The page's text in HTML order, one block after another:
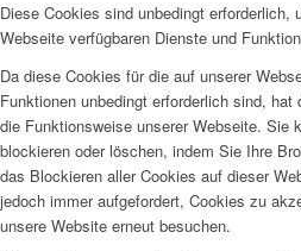
Diese Cookies sind unbedingt erforderlich,
Webseite verfügbaren Dienste und
Da diese Cookies für die auf unserer
Funktionen unbedingt erforderlich sind,
die Funktionsweise unserer Webseite. Sie
blockieren oder löschen, indem Sie Ihre
das Blockieren aller Cookies auf dieser
jedoch immer aufgefordert, Cookies zu
unsere Website erneut besuchen.